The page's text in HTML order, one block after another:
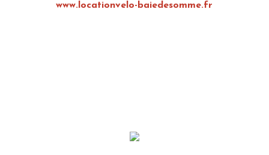
www.locationvelo-baiedesomme.fr